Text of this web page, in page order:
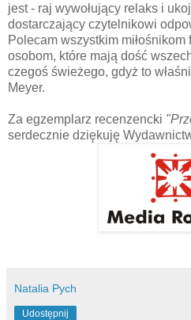
jest - raj wywołujący relaks i
dostarczający czytelnikowi
Polecam wszystkim
osobom, które mają dość
czegoś świeżego, gdyż to
Meyer.
Za egzemplarz recenzencki
serdecznie dziękuję
Natalia Pych
Udostępnij